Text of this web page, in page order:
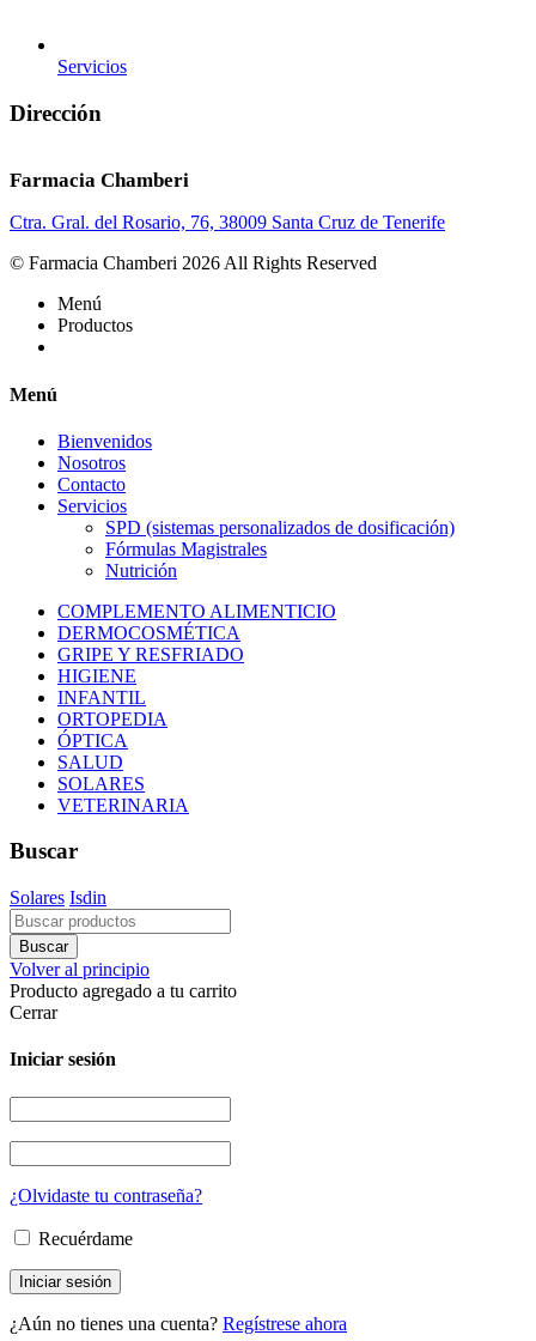
Servicios
Dirección
Farmacia Chamberi
Ctra. Gral. del Rosario, 76, 38009 Santa Cruz de Tenerife
© Farmacia Chamberi 2026 All Rights Reserved
Menú
Productos
Menú
Bienvenidos
Nosotros
Contacto
Servicios
SPD (sistemas personalizados de dosificación)
Fórmulas Magistrales
Nutrición
COMPLEMENTO ALIMENTICIO
DERMOCOSMÉTICA
GRIPE Y RESFRIADO
HIGIENE
INFANTIL
ORTOPEDIA
ÓPTICA
SALUD
SOLARES
VETERINARIA
Buscar
Solares Isdin
Volver al principio
Producto agregado a tu carrito
Cerrar
Iniciar sesión
¿Olvidaste tu contraseña?
Recuérdame
¿Aún no tienes una cuenta? Regístrese ahora